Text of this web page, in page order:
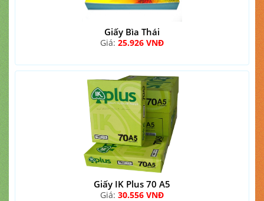
Giấy Bìa Thái
Giá: 25.926 VNĐ
Giấy IK Plus 70 A5
Giá: 30.556 VNĐ